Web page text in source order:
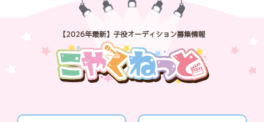
【2026年最新】子役オーディション募集情報